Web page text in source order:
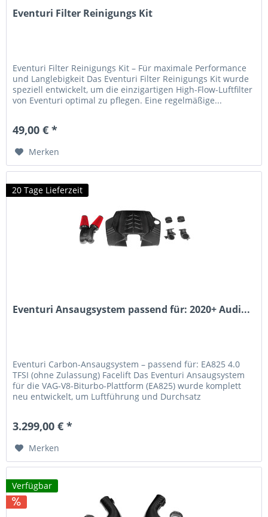
Eventuri Filter Reinigungs Kit
Eventuri Filter Reinigungs Kit – Für maximale Performance
und Langlebigkeit Das Eventuri Filter Reinigungs Kit wurde
speziell entwickelt, um die einzigartigen High-Flow-Luftfilter
von Eventuri optimal zu pflegen. Eine regelmäßige...
49,00 € *
Merken
20 Tage Lieferzeit
Eventuri Ansaugsystem passend für: 2020+ Audi...
Eventuri Carbon-Ansaugsystem – passend für: EA825 4.0
TFSI (ohne Zulassung) Facelift Das Eventuri Ansaugsystem
für die VAG-V8-Biturbo-Plattform (EA825) wurde komplett
neu entwickelt, um Luftführung und Durchsatz
3.299,00 € *
Merken
Verfügbar